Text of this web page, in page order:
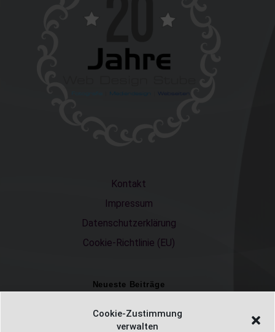
Cookie-Zustimmung
verwalten
Kontakt
Impressum
Datenschutzerklärung
Cookie-Richtlinie (EU)
Neueste Beiträge
Einschulungsfotos 2026 – ein unvergesslicher Moment